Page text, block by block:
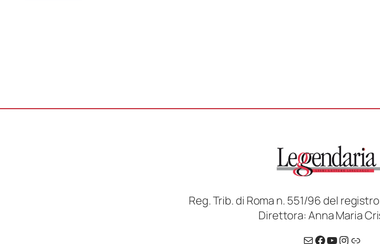
Reg. Trib. di Roma n. 551/96 del
Direttora: Anna Maria
Email
Facebook
YouTube
Link